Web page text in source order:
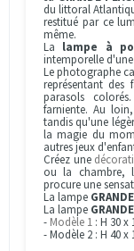
du littoral
restitué par ce
même.
La lampe à
intemporelle d'une
Le photographe
représentant
parasols
farniente. Au
tandis qu'une
la magie du
autres jeux
Créez une
ou la chambre,
procure une
La lampe
La lampe
- Modèle 1 : H 30 x
- Modèle 2 : H 40 x